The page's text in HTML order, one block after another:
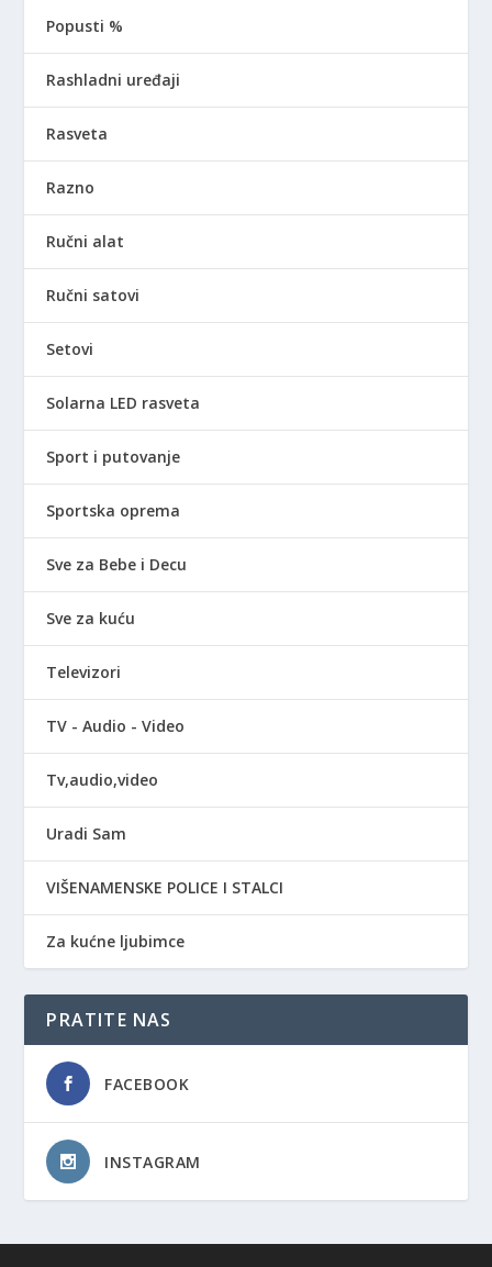
Popusti %
Rashladni uređaji
Rasveta
Razno
Ručni alat
Ručni satovi
Setovi
Solarna LED rasveta
Sport i putovanje
Sportska oprema
Sve za Bebe i Decu
Sve za kuću
Televizori
TV - Audio - Video
Tv,audio,video
Uradi Sam
VIŠENAMENSKE POLICE I STALCI
Za kućne ljubimce
PRATITE NAS
FACEBOOK
INSTAGRAM